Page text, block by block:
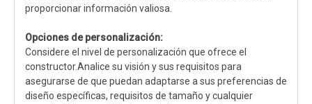
proporcionar información valiosa.
Opciones de personalización:
Considere el nivel de personalización que ofrece el
constructor.Analice su visión y sus requisitos para
asegurarse de que puedan adaptarse a sus preferencias de
diseño específicas, requisitos de tamaño y cualquier